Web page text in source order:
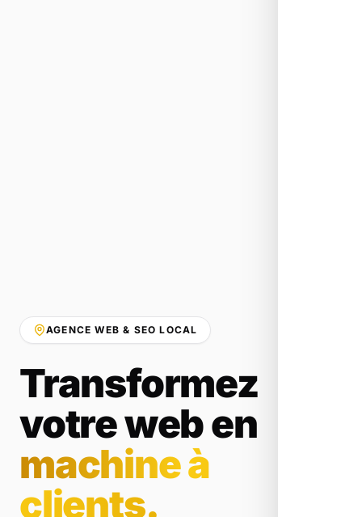
AGENCE WEB & SEO LOCAL
Transformez
votre web en
machine à
clients.